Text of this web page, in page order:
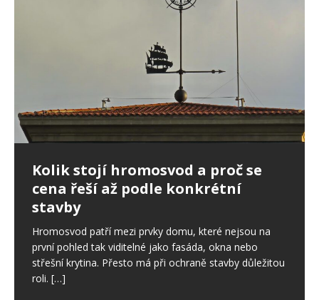
Kolik stojí hromosvod a proč se
cena řeší až podle konkrétní
stavby
Hromosvod patří mezi prvky domu, které nejsou na
první pohled tak viditelné jako fasáda, okna nebo
střešní krytina. Přesto má při ochraně stavby důležitou
roli. […]
Ptáci ve fasádě: jak postupovat,
když poškodí zateplení domu
Drobné otvory ve fasádě se snadno přehlédnou. U
většího problému. Ptáci dokážou narušit omítku,
výztužnou vrstvu i samotnou izolaci.[…]
Nepřítel stres: Ovlivňuje i spánek,
svaly či zdraví ústní dutiny
Stres je sice běžnou součástí našich životů a v určité
míře je pro nás důležitý. Pokud však trvá dlouhodobě,
začíná ovlivňovat celý organismus, a to[…]